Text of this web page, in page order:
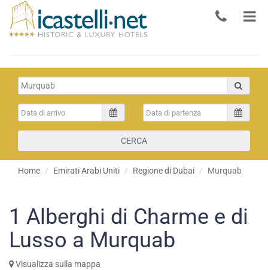
CERCA
Home Emirati Arabi Uniti Regione di Dubai Murquab
1 Alberghi di Charme e di
Lusso a Murquab
Visualizza sulla mappa